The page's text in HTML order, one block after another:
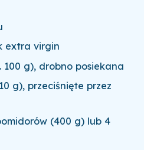
extra virgin
100 g), drobno posiekana
g), przeciśnięte przez
(400 g) lub 4